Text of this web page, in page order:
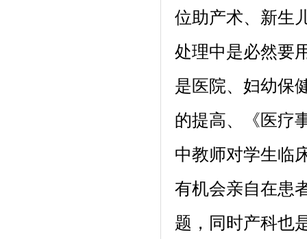
位助产术、新生
处理中是必然要
是医院、妇幼保
的提高、《医疗
中教师对学生临
有机会亲自在患
题，同时产科也